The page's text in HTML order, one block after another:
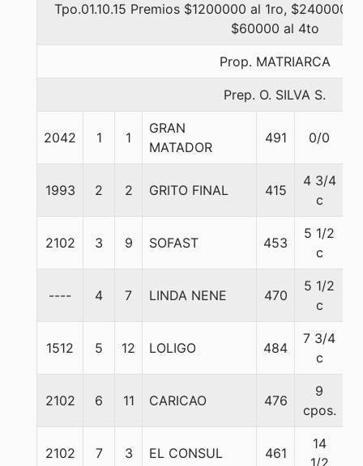
Tpo.01.10.15 Premios $1200000 al 1ro, $240000
$60000 al 4to
Prop. MATRIARCA
Prep. O. SILVA S.
2042 1 1
GRAN
MATADOR
491 0/0
1993 2 2 GRITO FINAL 415
4 3/4
c
2102 3 9 SOFAST 453
5 1/2
c
---- 4 7 LINDA NENE 470
5 1/2
c
1512 5 12 LOLIGO 484
7 3/4
c
2102 6 11 CARICAO 476
9
cpos.
2102 7 3 EL CONSUL 461
14
1/2